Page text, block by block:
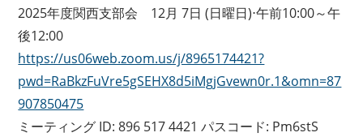
2025年度関西支部会 12月 7日 (日曜日)⋅午前10:00～午
後12:00
https://us06web.zoom.us/j/8965174421?
pwd=RaBkzFuVre5gSEHX8d5iMgjGvewn0r.1&omn=87
907850475
ミーティング ID: 896 517 4421 パスコード: Pm6stS